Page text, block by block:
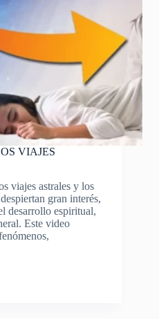
VIAJES
viajes astrales y los
gran interés,
desarrollo espiritual,
Este video